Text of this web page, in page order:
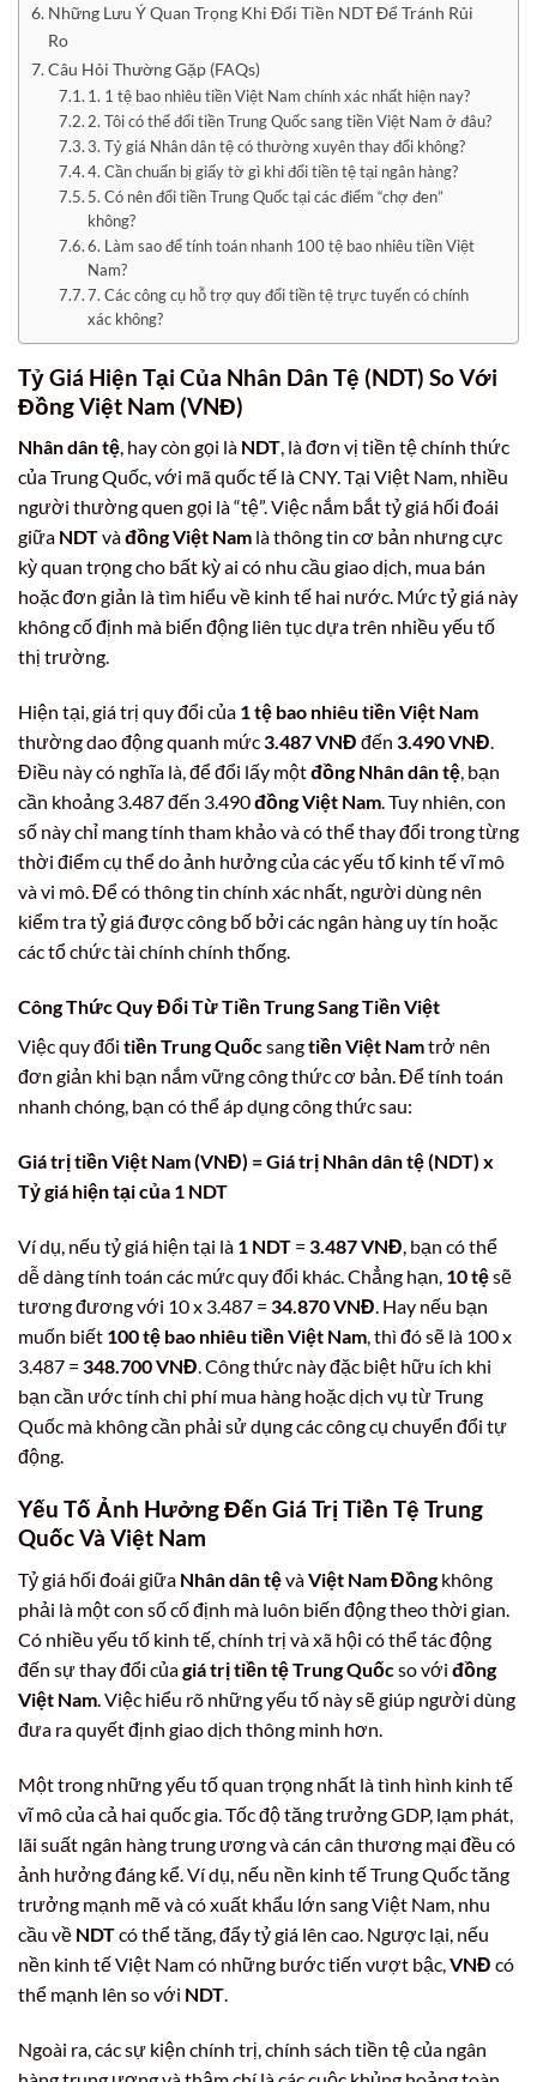
Những Lưu Ý Quan Trọng Khi Đổi Tiền NDT Để Tránh Rủi
Ro
Câu Hỏi Thường Gặp (FAQs)
1. 1 tệ bao nhiêu tiền Việt Nam chính xác nhất hiện nay?
2. Tôi có thể đổi tiền Trung Quốc sang tiền Việt Nam ở đâu?
3. Tỷ giá Nhân dân tệ có thường xuyên thay đổi không?
4. Cần chuẩn bị giấy tờ gì khi đổi tiền tệ tại ngân hàng?
5. Có nên đổi tiền Trung Quốc tại các điểm “chợ đen”
không?
6. Làm sao để tính toán nhanh 100 tệ bao nhiêu tiền Việt
Nam?
7. Các công cụ hỗ trợ quy đổi tiền tệ trực tuyến có chính
xác không?
Tỷ Giá Hiện Tại Của Nhân Dân Tệ (NDT) So Với
Đồng Việt Nam (VNĐ)
Nhân dân tệ, hay còn gọi là NDT, là đơn vị tiền tệ chính thức
của Trung Quốc, với mã quốc tế là CNY. Tại Việt Nam, nhiều
người thường quen gọi là “tệ”. Việc nắm bắt tỷ giá hối đoái
giữa NDTvàđồng Việt Nam là thông tin cơ bản nhưng cực
kỳ quan trọng cho bất kỳ ai có nhu cầu giao dịch, mua bán
hoặc đơn giản là tìm hiểu về kinh tế hai nước. Mức tỷ giá này
không cố định mà biến động liên tục dựa trên nhiều yếu tố
thị trường.
Hiện tại, giá trị quy đổi của 1 tệ bao nhiêu tiền Việt Nam
thường dao động quanh mức3.487 VNĐ đến 3.490 VNĐ.
Điều này có nghĩa là, để đổi lấy mộtđồng Nhân dân tệ, bạn
cần khoảng 3.487 đến 3.490đồng Việt Nam. Tuy nhiên, con
số này chỉ mang tính tham khảo và có thể thay đổi trong từng
thời điểm cụ thể do ảnh hưởng của các yếu tố kinh tế vĩ mô
và vi mô. Để có thông tin chính xác nhất, người dùng nên
kiểm tra tỷ giá được công bố bởi các ngân hàng uy tín hoặc
các tổ chức tài chính chính thống.
Công Thức Quy Đổi TừTiền TrungSangTiền Việt
Việc quy đổi tiền Trung Quốcsangtiền Việt Namtrở nên
đơn giản khi bạn nắm vững công thức cơ bản. Để tính toán
nhanh chóng, bạn có thể áp dụng công thức sau:
Giá trị tiền Việt Nam (VNĐ) = Giá trị Nhân dân tệ (NDT) x
Tỷ giá hiện tại của 1 NDT
Ví dụ, nếu tỷ giá hiện tại là 1 NDT = 3.487 VNĐ , bạn có thể
dễ dàng tính toán các mức quy đổi khác. Chẳng hạn, 10 tệsẽ
tương đương với 10 x 3.487 = 34.870 VNĐ . Hay nếu bạn
muốn biết 100 tệ bao nhiêu tiền Việt Nam , thì đó sẽ là 100 x
3.487 = 348.700 VNĐ . Công thức này đặc biệt hữu ích khi
bạn cần ước tính chi phí mua hàng hoặc dịch vụ từ Trung
Quốc mà không cần phải sử dụng các công cụ chuyển đổi tự
động.
Yếu Tố Ảnh Hưởng Đến Giá Trị Tiền Tệ Trung
QuốcVà Việt Nam
Tỷ giá hối đoái giữa Nhân dân tệvàViệt Nam Đồngkhông
phải là một con số cố định mà luôn biến động theo thời gian.
Có nhiều yếu tố kinh tế, chính trị và xã hội có thể tác động
đến sự thay đổi củagiá trị tiền tệ Trung Quốcso với đồng
Việt Nam. Việc hiểu rõ những yếu tố này sẽ giúp người dùng
đưa ra quyết định giao dịch thông minh hơn.
Một trong những yếu tố quan trọng nhất là tình hình kinh tế
vĩ mô của cả hai quốc gia. Tốc độ tăng trưởng GDP, lạm phát,
lãi suất ngân hàng trung ương và cán cân thương mại đều có
ảnh hưởng đáng kể. Ví dụ, nếu nền kinh tế Trung Quốc tăng
trưởng mạnh mẽ và có xuất khẩu lớn sang Việt Nam, nhu
cầu về NDTcó thể tăng, đẩy tỷ giá lên cao. Ngược lại, nếu
nền kinh tế Việt Nam có những bước tiến vượt bậc, VNĐ có
thể mạnh lên so với NDT
Ngoài ra, các sự kiện chính trị, chính sách tiền tệ của ngân